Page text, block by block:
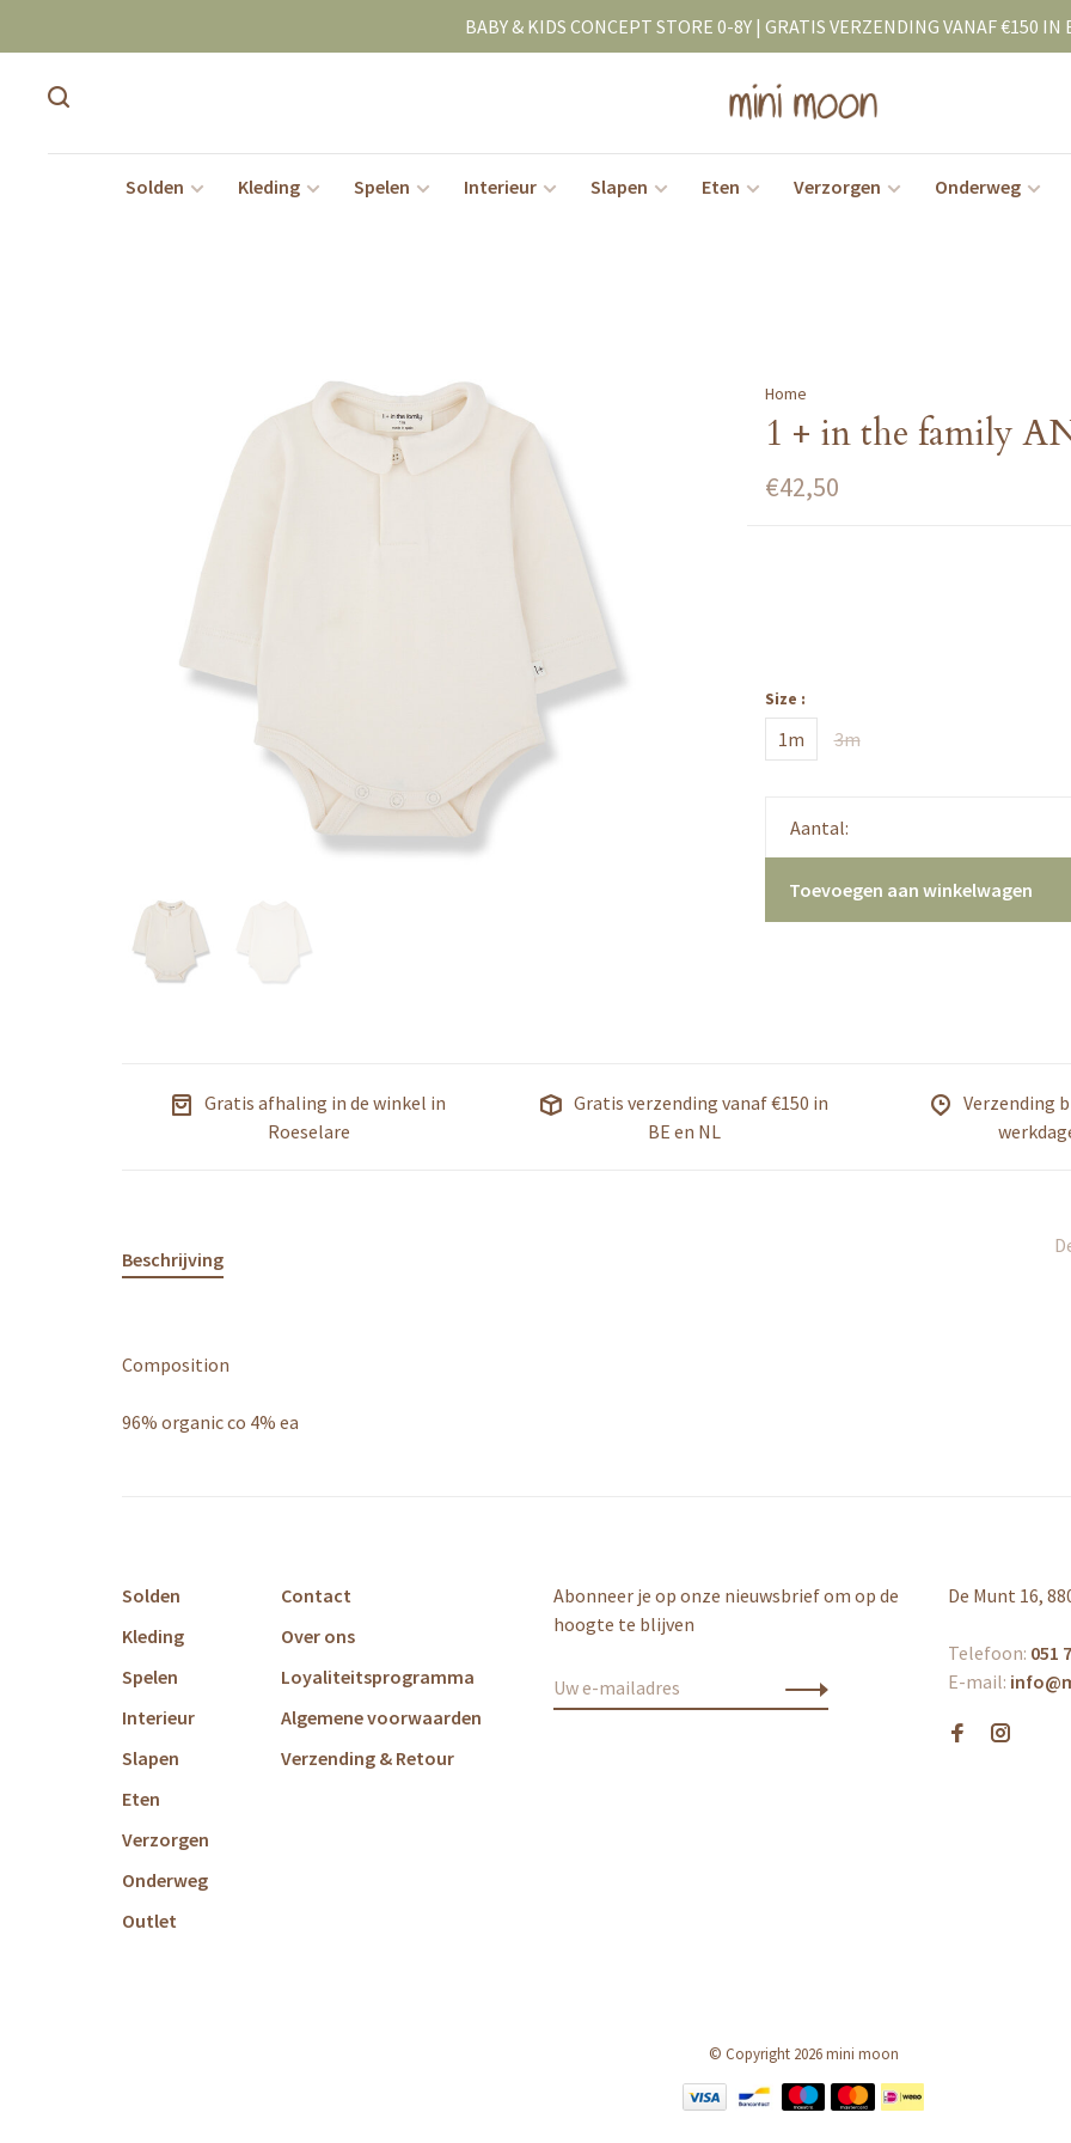
BABY & KIDS CONCEPT STORE 0-8Y | GRATIS VERZENDING VANAF €150 IN
Solden Kleding Spelen Interieur Slapen Eten Verzorgen Onderweg
Home
1 + in the family
€42,50
Size :
1m 3m
Aantal:
Toevoegen aan winkelwagen
Gratis afhaling in de winkel in
Roeselare
Gratis verzending vanaf €150 in
BE en NL
Verzending
Beschrijving
Composition
96% organic co 4% ea
Solden
Kleding
Spelen
Interieur
Slapen
Eten
Verzorgen
Onderweg
Outlet
Contact
Over ons
Loyaliteitsprogramma
Algemene voorwaarden
Verzending & Retour
Abonneer je op onze nieuwsbrief om op de
hoogte te blijven
De Munt 16,
Telefoon: 051
E-mail:
© Copyright 2026 mini moon